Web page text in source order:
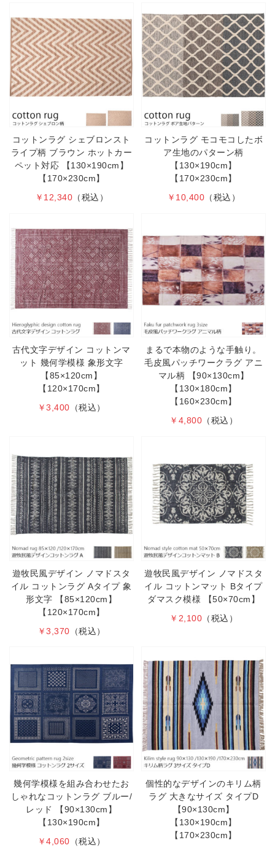
コットンラグ シェブロンスト
ライプ柄 ブラウン ホットカー
ペット対応 【130×190cm】
【170×230cm】
￥12,340 （税込）
コットンラグ モコモコしたボ
ア生地のパターン柄
【130×190cm】
【170×230cm】
￥10,400 （税込）
古代文字デザイン コットンマ
ット 幾何学模様 象形文字
【85×120cm】
【120×170cm】
￥3,400 （税込）
まるで本物のような手触り。
毛皮風パッチワークラグ アニ
マル柄 【90×130cm】
【130×180cm】
【160×230cm】
￥4,800 （税込）
遊牧民風デザイン ノマドスタ
イル コットンラグ Aタイプ 象
形文字 【85×120cm】
【120×170cm】
￥3,370 （税込）
遊牧民風デザイン ノマドスタ
イル コットンマット Bタイプ
ダマスク模様 【50×70cm】
￥2,100 （税込）
幾何学模様を組み合わせたお
しゃれなコットンラグ ブルー/
レッド 【90×130cm】
【130×190cm】
￥4,060 （税込）
個性的なデザインのキリム柄
ラグ 大きなサイズ タイプD
【90×130cm】
【130×190cm】
【170×230cm】